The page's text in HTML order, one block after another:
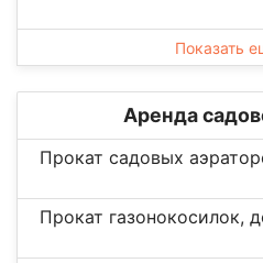
Показать
Аренда
Прокат садовых
Прокат газонокосилок,